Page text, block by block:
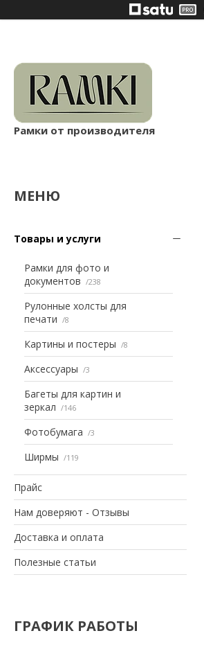
Рамки от производителя
Товары и услуги
Рамки для фото и
документов
238
Рулонные холсты для
печати
8
Картины и постеры 8
Аксессуары 3
Багеты для картин и
зеркал
146
Фотобумага 3
Ширмы 119
Прайс
Нам доверяют - Отзывы
Доставка и оплата
Полезные статьи
ГРАФИК РАБОТЫ